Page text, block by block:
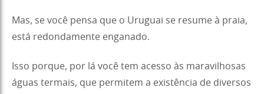
Mas, se você pensa que o Uruguai se resume à praia,
está redondamente enganado.
Isso porque, por lá você tem acesso às maravilhosas
águas termais, que permitem a existência de diversos